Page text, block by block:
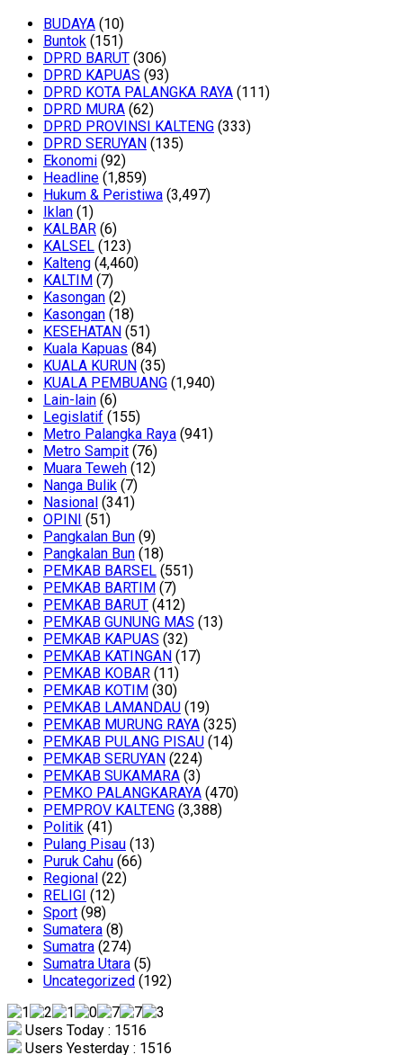
BUDAYA (10)
Buntok (151)
DPRD BARUT (306)
DPRD KAPUAS (93)
DPRD KOTA PALANGKA RAYA (111)
DPRD MURA (62)
DPRD PROVINSI KALTENG (333)
DPRD SERUYAN (135)
Ekonomi (92)
Headline (1,859)
Hukum & Peristiwa (3,497)
Iklan (1)
KALBAR (6)
KALSEL (123)
Kalteng (4,460)
KALTIM (7)
Kasongan (2)
Kasongan (18)
KESEHATAN (51)
Kuala Kapuas (84)
KUALA KURUN (35)
KUALA PEMBUANG (1,940)
Lain-lain (6)
Legislatif (155)
Metro Palangka Raya (941)
Metro Sampit (76)
Muara Teweh (12)
Nanga Bulik (7)
Nasional (341)
OPINI (51)
Pangkalan Bun (9)
Pangkalan Bun (18)
PEMKAB BARSEL (551)
PEMKAB BARTIM (7)
PEMKAB BARUT (412)
PEMKAB GUNUNG MAS (13)
PEMKAB KAPUAS (32)
PEMKAB KATINGAN (17)
PEMKAB KOBAR (11)
PEMKAB KOTIM (30)
PEMKAB LAMANDAU (19)
PEMKAB MURUNG RAYA (325)
PEMKAB PULANG PISAU (14)
PEMKAB SERUYAN (224)
PEMKAB SUKAMARA (3)
PEMKO PALANGKARAYA (470)
PEMPROV KALTENG (3,388)
Politik (41)
Pulang Pisau (13)
Puruk Cahu (66)
Regional (22)
RELIGI (12)
Sport (98)
Sumatera (8)
Sumatra (274)
Sumatra Utara (5)
Uncategorized (192)
Users Today : 1516
Users Yesterday : 1516